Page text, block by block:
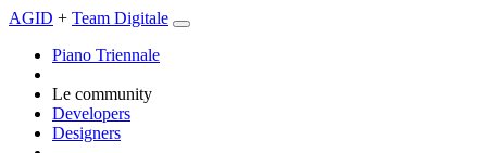
AGID + Team Digitale
Piano Triennale
Le community
Developers
Designers